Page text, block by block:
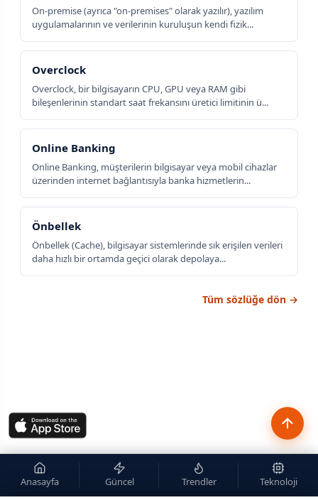
On-premise (ayrıca "on-premises" olarak yazılır), yazılım
uygulamalarının ve verilerinin kuruluşun kendi fizik...
Overclock
Overclock, bir bilgisayarın CPU, GPU veya RAM gibi
bileşenlerinin standart saat frekansını üretici limitinin ü...
Online Banking
Online Banking, müşterilerin bilgisayar veya mobil cihazlar
üzerinden internet bağlantısıyla banka hizmetlerin...
Önbellek
Önbellek (Cache), bilgisayar sistemlerinde sık erişilen verileri
daha hızlı bir ortamda geçici olarak depolaya...
Tüm sözlüğe dön →
Anasayfa Güncel Trendler Teknoloji